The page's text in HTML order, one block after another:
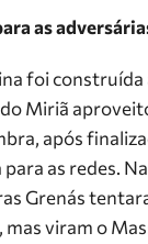
as
foi construída
Miriã
após
as redes.
Grenás
mas viram o